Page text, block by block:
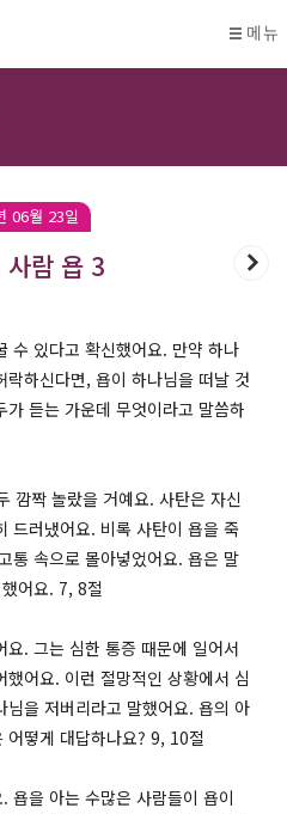
메뉴
06월 23일
사람 욥 3
수 있다고 확신했어요. 만약 하나
하신다면, 욥이 하나님을 떠날 것
듣는 가운데 무엇이라고 말씀하
깜짝 놀랐을 거예요. 사탄은 자신
드러냈어요. 비록 사탄이 욥을 죽
통 속으로 몰아넣었어요. 욥은 말
어요. 7, 8절
. 그는 심한 통증 때문에 일어서
어요. 이런 절망적인 상황에서 심
을 저버리라고 말했어요. 욥의 아
어떻게 대답하나요? 9, 10절
욥을 아는 수많은 사람들이 욥이